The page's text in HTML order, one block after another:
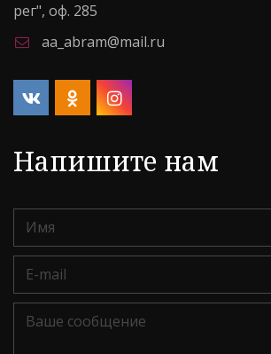
рег", оф. 285
aa_abram@mail.ru
Напишите нам